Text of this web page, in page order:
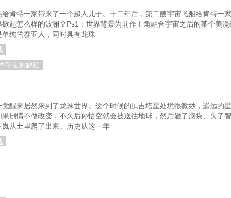
肯特一家带来了一个超人儿子。十二年后，第二艘宇宙飞船给肯特一
起怎么样的波澜？Ps1：世界背景为前作主角融合宇宙之后的某个美
纯的赛亚人，同时具有龙珠
存在的缺陷
醒来居然来到了龙珠世界。这个时候的贝吉塔星处境很微妙，遥远的
剧情不做改变，不久后孙悟空就会被送往地球，然后砸了脑袋、失了
从土里爬了出来。历史从这一年